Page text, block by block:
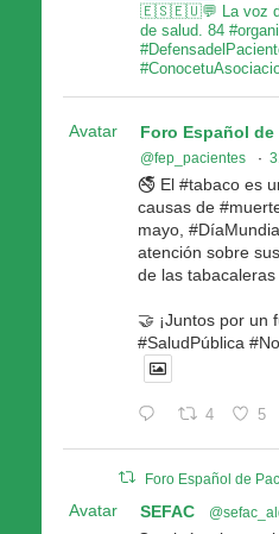
🇪🇸🇪🇺💬 La voz de
de salud. 84
Avatar Foro Español de
@fep_pacientes ·
🚭 El #tabaco es
causas de
mayo,
atención sobre
de las tabacaleras
🤝 ¡Juntos por un
#SaludPública
4 5
Foro Español de
Avatar SEFAC